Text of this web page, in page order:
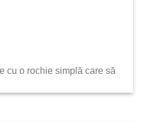
cu o rochie simplă care să